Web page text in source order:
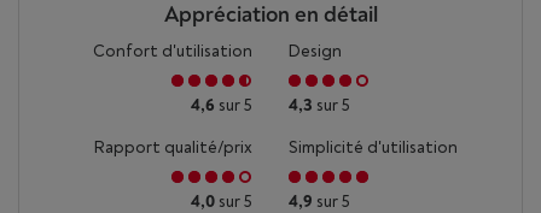
Appréciation en détail
Confort d'utilisation
4,6 sur 5
Design
4,3 sur 5
Rapport qualité/prix
4,0 sur 5
Simplicité d'utilisation
4,9 sur 5